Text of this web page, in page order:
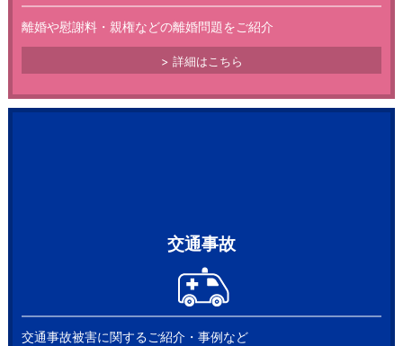
失敗しない遺言書の書き方：無効にならないための
離婚や慰謝料・親権などの離婚問題をご紹介
詳細はこちら
交通事故
交通事故被害に関するご紹介・事例など